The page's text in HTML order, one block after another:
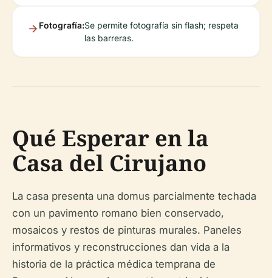
Fotografía:Se permite fotografía sin flash; respeta
las barreras.
Qué Esperar en la
Casa del Cirujano
La casa presenta una domus parcialmente techada
con un pavimento romano bien conservado,
mosaicos y restos de pinturas murales. Paneles
informativos y reconstrucciones dan vida a la
historia de la práctica médica temprana de